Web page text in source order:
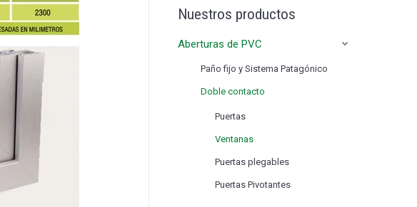
Nuestros productos
Aberturas de PVC
Paño fijo y Sistema Patagónico
Doble contacto
Puertas
Ventanas
Puertas plegables
Puertas Pivotantes